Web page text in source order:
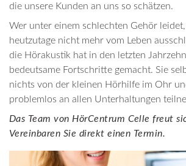
die unsere Kunden an uns so schätzen.
Wer unter einem schlechten Gehör
heutzutage nicht mehr vom Leben
die Hörakustik hat in den letzten
bedeutsame Fortschritte gemacht. Sie
nichts von der kleinen Hörhilfe im Ohr
problemlos an allen Unterhaltungen
Das Team von HörCentrum Celle freut
Vereinbaren Sie direkt einen Termin.